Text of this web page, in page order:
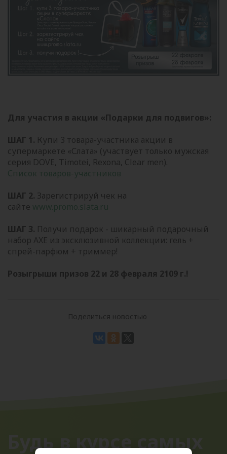
Для участия в акции «Подарки для подвигов»:
ШАГ 1. Купи 3 товара-участника акции в
супермаркете «Слата» (участвует только мужская
серия DOVE, Timotei, Rexona, Clear men).
Список товаров-участников
ШАГ 2. Зарегистрируй чек на
сайте www.promo.slata.ru
ШАГ 3. Получи подарок - шикарный подарочный
набор AXE из эксклюзивной коллекции: гель +
спрей-парфюм + триммер!
Розыгрыши призов 22 и 28 февраля 2109 г.!
Поделиться новостью
Будь в курсе самых